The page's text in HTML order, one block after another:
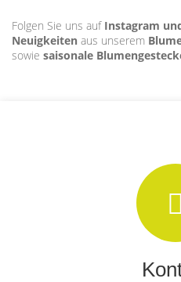
Folgen Sie uns auf Instagram
Neuigkeiten aus unserem
sowie saisonale